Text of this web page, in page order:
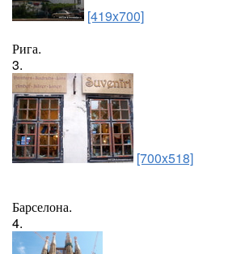
[419x700]
Рига.
3.
[700x518]
Барселона.
4.